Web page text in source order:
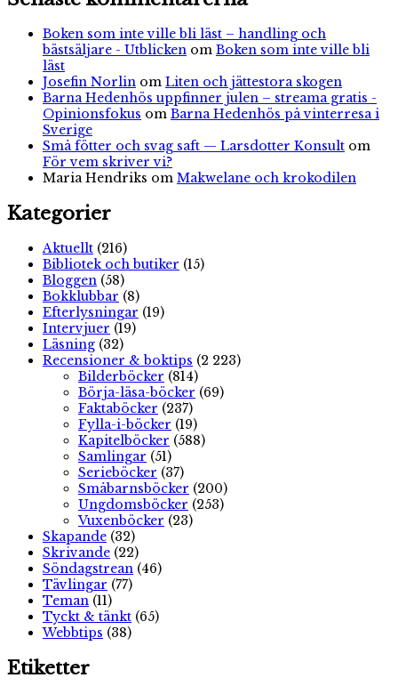
Boken som inte ville bli läst – handling och
bästsäljare - Utblicken om Boken som inte ville bli
läst
Josefin Norlin om Liten och jättestora skogen
Barna Hedenhös uppfinner julen – streama gratis -
Opinionsfokus om Barna Hedenhös på vinterresa i
Sverige
Små fötter och svag saft — Larsdotter Konsult om
För vem skriver vi?
Maria Hendriks om Makwelane och krokodilen
Kategorier
Aktuellt (216)
Bibliotek och butiker (15)
Bloggen (58)
Bokklubbar (8)
Efterlysningar (19)
Intervjuer (19)
Läsning (32)
Recensioner & boktips (2 223)
Bilderböcker (814)
Börja-läsa-böcker (69)
Faktaböcker (237)
Fylla-i-böcker (19)
Kapitelböcker (588)
Samlingar (51)
Serieböcker (37)
Småbarnsböcker (200)
Ungdomsböcker (253)
Vuxenböcker (23)
Skapande (32)
Skrivande (22)
Söndagstrean (46)
Tävlingar (77)
Teman (11)
Tyckt & tänkt (65)
Webbtips (38)
Etiketter